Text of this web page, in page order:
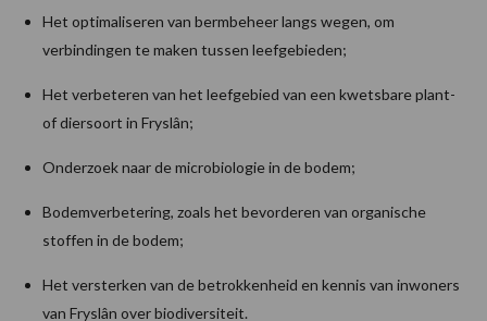
Het optimaliseren van bermbeheer langs wegen, om
verbindingen te maken tussen leefgebieden;
Het verbeteren van het leefgebied van een kwetsbare plant-
of diersoort in Fryslân;
Onderzoek naar de microbiologie in de bodem;
Bodemverbetering, zoals het bevorderen van organische
stoffen in de bodem;
Het versterken van de betrokkenheid en kennis van inwoners
van Fryslân over biodiversiteit.